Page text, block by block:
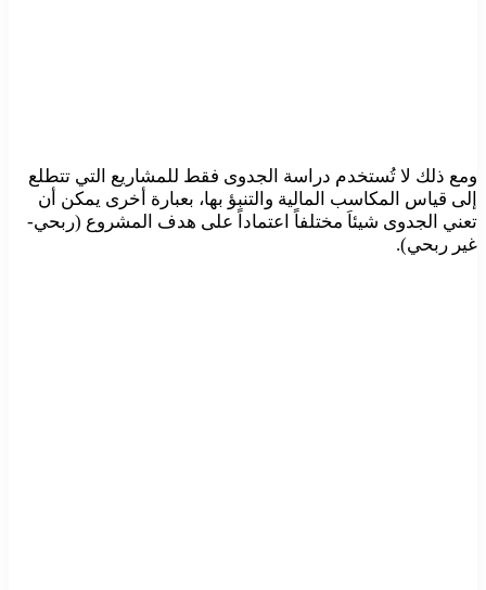
ومع ذلك لا تُستخدم دراسة الجدوى فقط للمشاريع التي تتطلع
إلى قياس المكاسب المالية والتنبؤ بها، بعبارة أخرى يمكن أن
تعني الجدوى شيئاَ مختلفاً اعتماداً على هدف المشروع (ربحي-
غير ربحي).